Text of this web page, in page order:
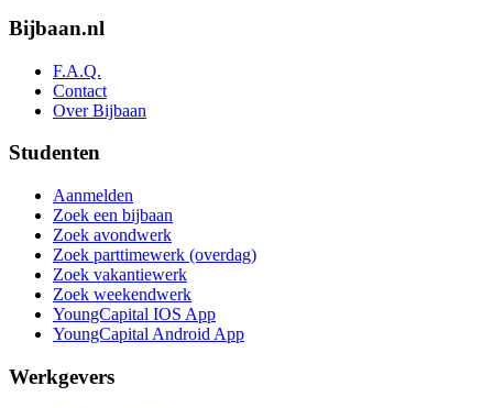
Bijbaan.nl
F.A.Q.
Contact
Over Bijbaan
Studenten
Aanmelden
Zoek een bijbaan
Zoek avondwerk
Zoek parttimewerk (overdag)
Zoek vakantiewerk
Zoek weekendwerk
YoungCapital IOS App
YoungCapital Android App
Werkgevers